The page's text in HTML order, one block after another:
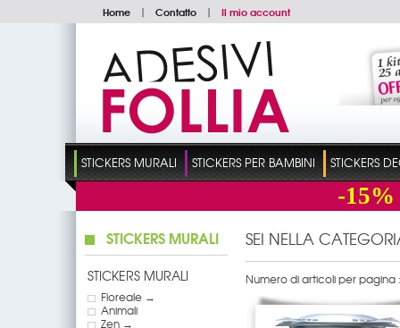
Home | Contatto | Il mio account
STICKERS MURALI STICKERS PER BAMBINI STICKERS
-15%
STICKERS MURALI
STICKERS MURALI
Floreale →
Animali
Zen →
SEI NELLA
Numero di articoli per pagina